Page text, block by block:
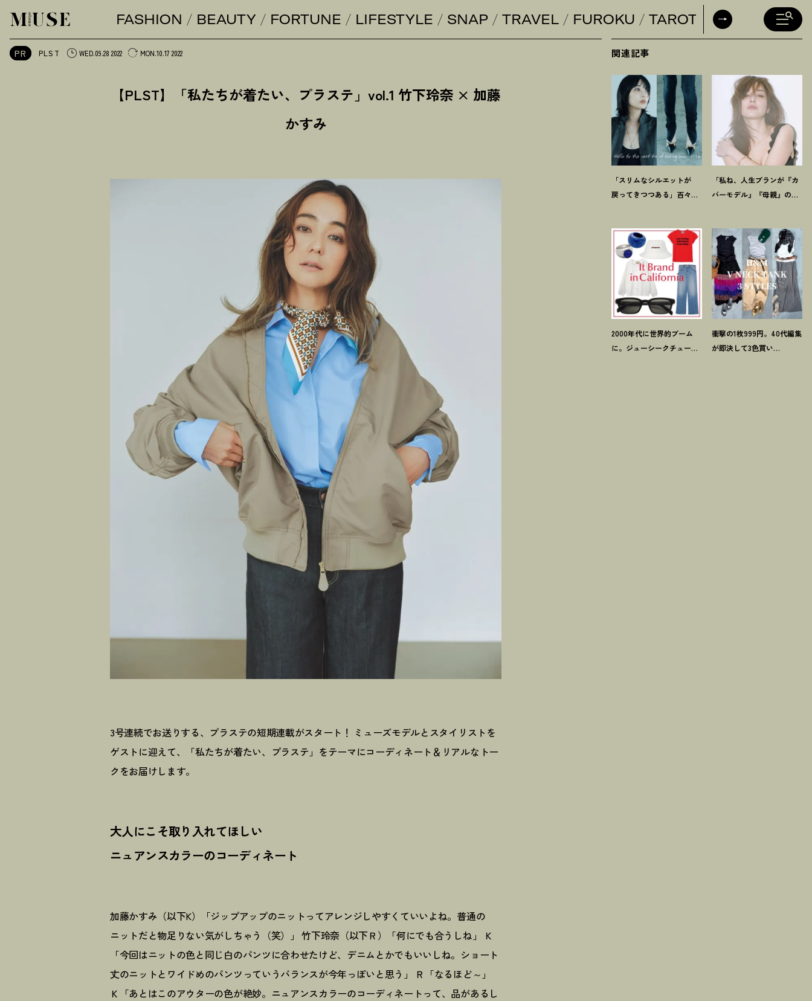
オトナミューズ ウェブFASHION BEAUTY FORTUNE LIFESTYLE SNAP TRAVEL FUROKU TAROT DAILY
PR PLST WED.09.28 2022 MON.10.17 2022
【PLST】「私たちが着たい、プラステ」vol.1 竹下玲奈 × 加藤
かすみ
3号連続でお送りする、プラステの短期連載がスタート ！ ミューズモデルとスタイリストを
ゲストに迎えて、「私たちが着たい、プラステ」をテーマにコーディネート＆リアルなトー
クをお届けします。
大人にこそ取り入れてほしい
ニュアンスカラーのコーディネート
加藤かすみ（以下K）「ジップアップのニットってアレンジしやすくていいよね。普通の
ニットだと物足りない気がしちゃう（笑）」 竹下玲奈（以下Ｒ）「何にでも合うしね」 Ｋ
「今回はニットの色と同じ白のパンツに合わせたけど、デニムとかでもいいしね。ショート
丈のニットとワイドめのパンツっていうバランスが今年っぽいと思う」 Ｒ「なるほど～」
Ｋ「あとはこのアウターの色が絶妙。ニュアンスカラーのコーディネートって、品があるし
関連記事
「スリムなシルエットが
戻ってきつつある」百々千
「私ね、人生プランが『カ
バーモデル』『母親』の二
2000年代に世界的ブーム
に。ジューシークチュール
衝撃の1枚999円。40代編集
が即決して3色買い